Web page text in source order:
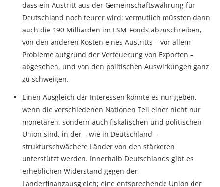
dass ein Austritt aus der Gemeinschaftswährung für
Deutschland noch teurer wird: vermutlich müssten dann
auch die 190 Milliarden im ESM-Fonds abzuschreiben,
von den anderen Kosten eines Austritts – vor allem
Probleme aufgrund der Verteuerung von Exporten –
abgesehen, und von den politischen Auswirkungen ganz
zu schweigen.
Einen Ausgleich der Interessen könnte es nur geben,
wenn die verschiedenen Nationen Teil einer nicht nur
monetären, sondern auch fiskalischen und politischen
Union sind, in der – wie in Deutschland –
strukturschwächere Länder von den stärkeren
unterstützt werden. Innerhalb Deutschlands gibt es
erheblichen Widerstand gegen den
Länderfinanzausgleich; eine entsprechende Union der